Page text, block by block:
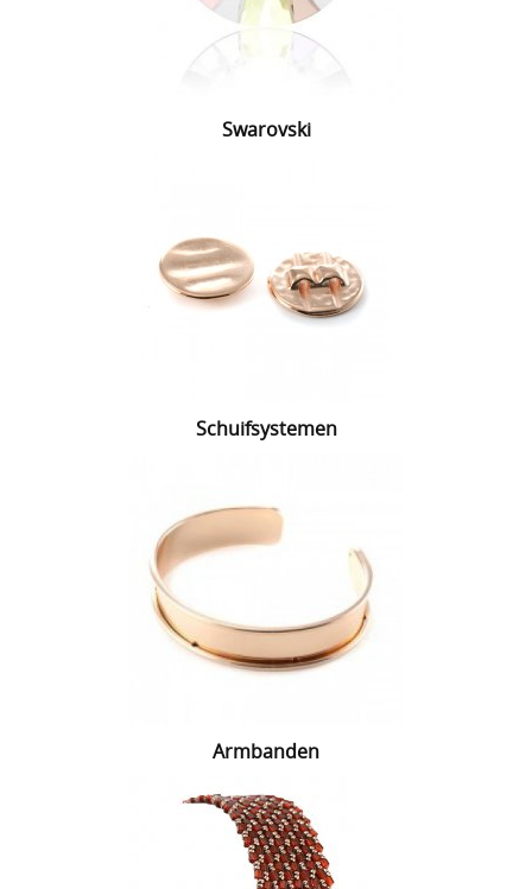
Swarovski
Schuifsystemen
Armbanden